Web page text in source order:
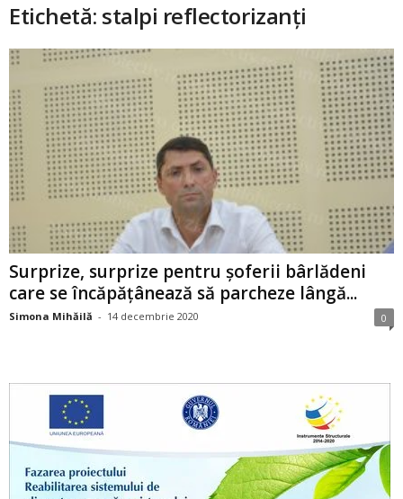
Etichetă: stalpi reflectorizanți
Surprize, surprize pentru șoferii bârlădeni
care se încăpățânează să parcheze lângă...
Simona Mihăilă - 14 decembrie 2020 0